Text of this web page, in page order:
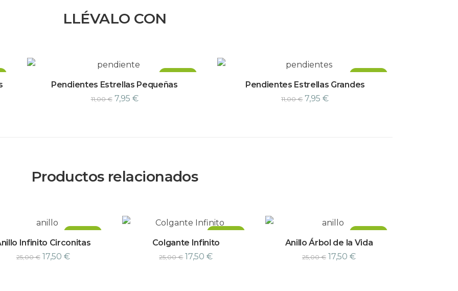
LLÉVALO CON
¡Oferta!
Pendientes Estrellas Pequeñas
11,00€ 7,95 €
¡Oferta!
Pendientes Estrellas Grandes
11,00€ 7,95€
Productos relacionados
¡Oferta!
Infinito Circonitas
25,00€ 17,50 €
¡Oferta!
Colgante Infinito
25,00€ 17,50€
¡Oferta!
Anillo Árbol de la Vida
25,00€ 17,50 €